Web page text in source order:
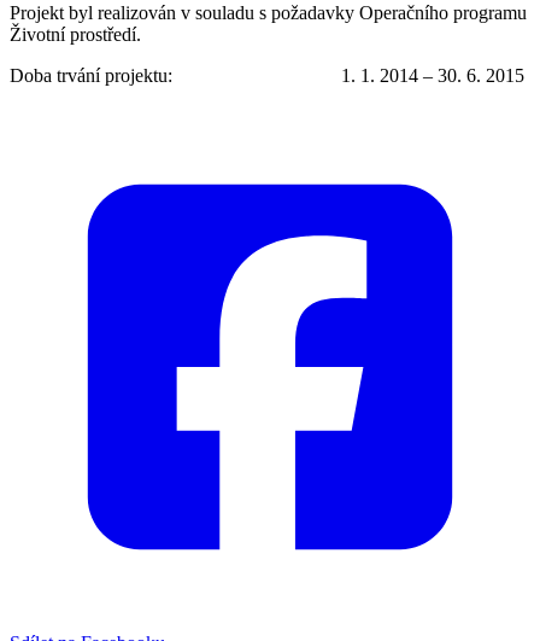
Projekt byl realizován v souladu s požadavky Operačního programu
Životní prostředí.
Doba trvání projektu: 1. 1. 2014 – 30. 6. 2015